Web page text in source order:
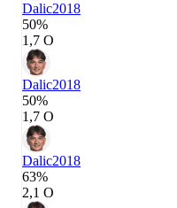
Dalic2018
50%
1,7 О
Dalic2018
50%
1,7 О
Dalic2018
63%
2,1 О